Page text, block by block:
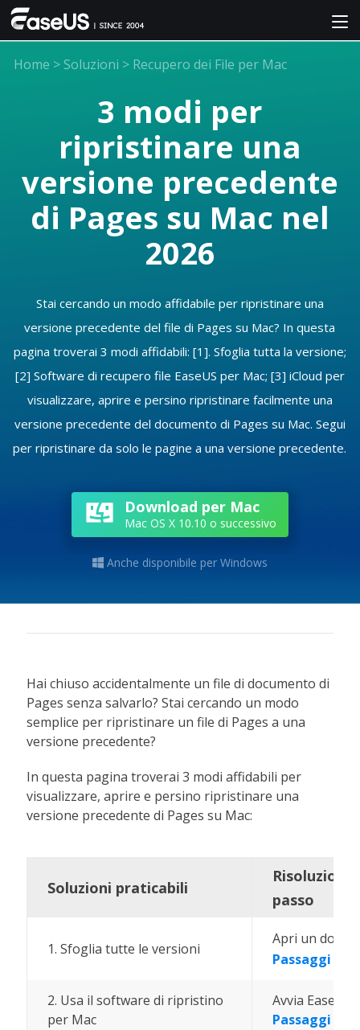
Home > Soluzioni > Recupero dei File per Mac
3 modi per
ripristinare una
versione precedente
di Pages su Mac nel
2026
Stai cercando un modo affidabile per ripristinare una
versione precedente del file di Pages su Mac? In questa
pagina troverai 3 modi affidabili: [1]. Sfoglia tutta la versione;
[2] Software di recupero file EaseUS per Mac; [3] iCloud per
visualizzare, aprire e persino ripristinare facilmente una
versione precedente del documento di Pages su Mac. Segui
per ripristinare da solo le pagine a una versione precedente.
Download per Mac
Mac OS X 10.10 o successivo
 Anche disponibile per Windows
Hai chiuso accidentalmente un file di documento di
Pages senza salvarlo? Stai cercando un modo
semplice per ripristinare un file di Pages a una
versione precedente?
In questa pagina troverai 3 modi affidabili per
visualizzare, aprire e persino ripristinare una
versione precedente di Pages su Mac:
Soluzioni praticabili
passo
1. Sfoglia tutte le versioni
Apri un
Passaggi
2. Usa il software di ripristino
per Mac
Avvia EaseUS
Passaggi